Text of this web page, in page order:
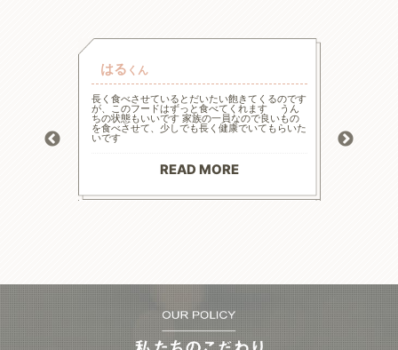
はる くん
長く食べさせているとだいたい飽きてくるのです
が、このフードはずっと食べてくれます うん
ちの状態もいいです 家族の一員なので良いもの
を食べさせて、少しでも長く健康でいてもらいた
いです
READ MORE